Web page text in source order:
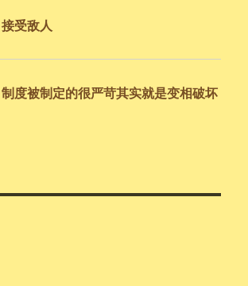
接受敌人
制度被制定的很严苛其实就是变相破坏